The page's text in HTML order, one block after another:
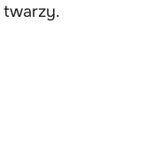
twarzy.